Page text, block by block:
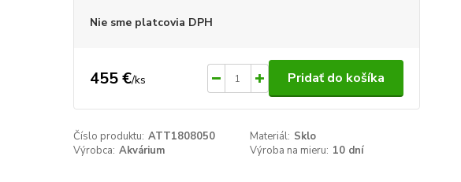
Nie sme platcovia DPH
455 €/ks Pridať do košíka
Číslo produktu: ATT1808050 Materiál: Sklo
Výrobca: Akvárium Výroba na mieru: 10 dní